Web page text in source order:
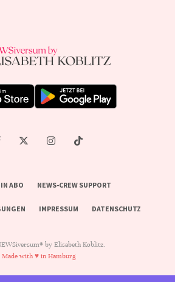
ABO NEWS-CREW SUPPORT
IMPRESSUM DATENSCHUTZ
by Elisabeth Koblitz.
Made with ♥ in Hamburg